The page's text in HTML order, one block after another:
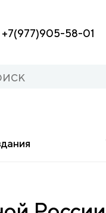
+7(977)905-58-01